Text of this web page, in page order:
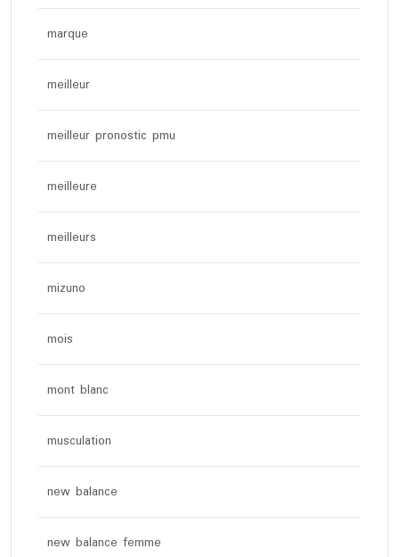
marque
meilleur
meilleur pronostic pmu
meilleure
meilleurs
mizuno
mois
mont blanc
musculation
new balance
new balance femme